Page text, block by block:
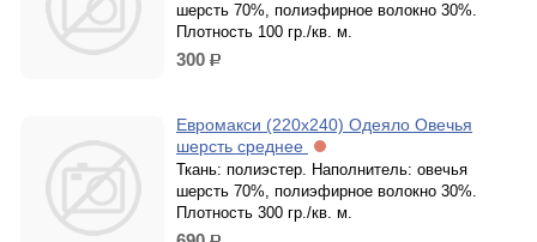
шерсть 70%, полиэфирное волокно 30%.
Плотность 100 гр./кв. м.
300 р.
Евромакси (220х240) Одеяло Овечья
шерсть среднее
Ткань: полиэстер. Наполнитель: овечья
шерсть 70%, полиэфирное волокно 30%.
Плотность 300 гр./кв. м.